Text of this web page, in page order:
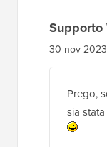
Supporto
30 nov
Prego,
sia